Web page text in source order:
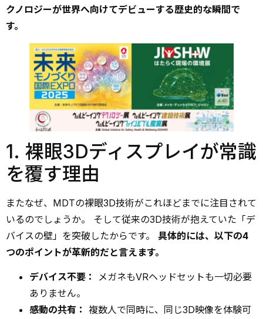
クノロジーが世界へ向けてデビューする歴史的な瞬間で
す。
1. 裸眼3Dディスプレイが常識
を覆す理由
またなぜ、MDTの裸眼3D技術がこれほどまでに注目されて
いるのでしょうか。 そして従来の3D技術が抱えていた「デ
バイスの壁」を突破したからです。 具体的には、以下の4
つのポイントが革新的だと言えます。
デバイス不要：
メガネもVRヘッドセットも一切必要
ありません。
感動の共有： 複数人で同時に、同じ3D映像を体験可